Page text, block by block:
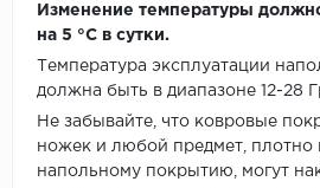
Изменение температуры
на 5 °C в сутки.
Температура эксплуатации
должна быть в диапазоне 12-28
Не забывайте, что ковровые
ножек и любой предмет,
напольному покрытию, могут